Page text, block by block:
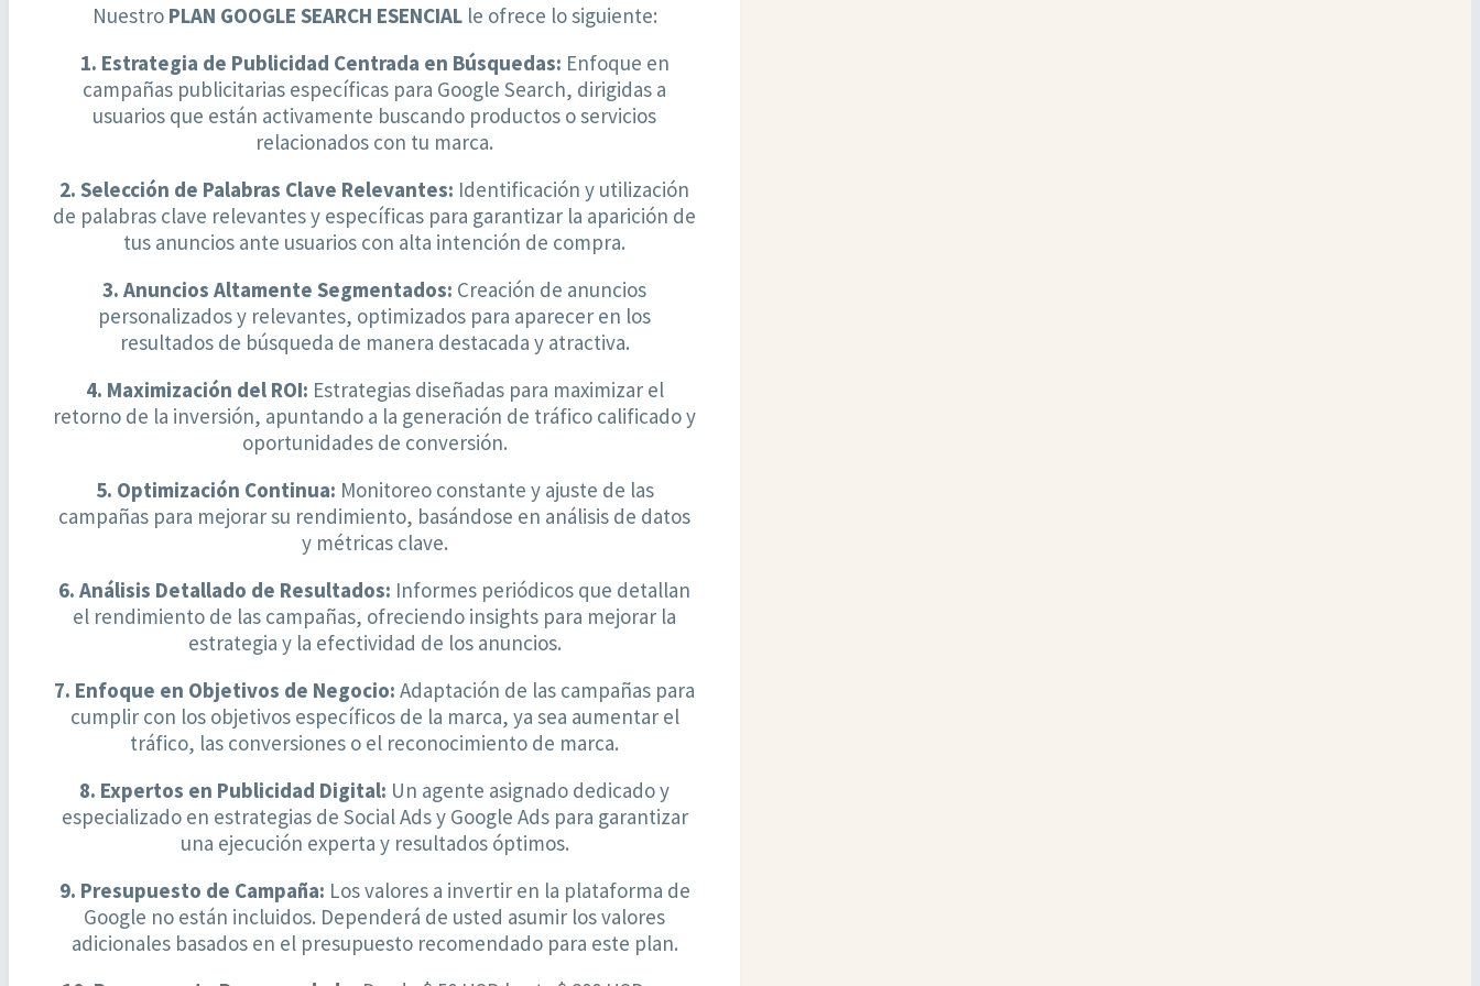
Nuestro PLAN GOOGLE SEARCH ESENCIALle ofrece lo siguiente:
1. Estrategia de Publicidad Centrada en Búsquedas: Enfoque en
campañas publicitarias específicas para Google Search, dirigidas a
usuarios que están activamente buscando productos o servicios
relacionados con tu marca.
2. Selección de Palabras Clave Relevantes: Identificación y utilización
de palabras clave relevantes y específicas para garantizar la aparición de
tus anuncios ante usuarios con alta intención de compra.
3. Anuncios Altamente Segmentados: Creación de anuncios
personalizados y relevantes, optimizados para aparecer en los
resultados de búsqueda de manera destacada y atractiva.
4. Maximización del ROI: Estrategias diseñadas para maximizar el
retorno de la inversión, apuntando a la generación de tráfico calificado y
oportunidades de conversión.
5. Optimización Continua: Monitoreo constante y ajuste de las
campañas para mejorar su rendimiento, basándose en análisis de datos
y métricas clave.
6. Análisis Detallado de Resultados: Informes periódicos que detallan
el rendimiento de las campañas, ofreciendo insights para mejorar la
estrategia y la efectividad de los anuncios.
7. Enfoque en Objetivos de Negocio: Adaptación de las campañas para
cumplir con los objetivos específicos de la marca, ya sea aumentar el
tráfico, las conversiones o el reconocimiento de marca.
8. Expertos en Publicidad Digital: Un agente asignado dedicado y
especializado en estrategias de Social Ads y Google Ads para garantizar
una ejecución experta y resultados óptimos.
9. Presupuesto de Campaña: Los valores a invertir en la plataforma de
Google no están incluidos. Dependerá de usted asumir los valores
adicionales basados en el presupuesto recomendado para este plan.